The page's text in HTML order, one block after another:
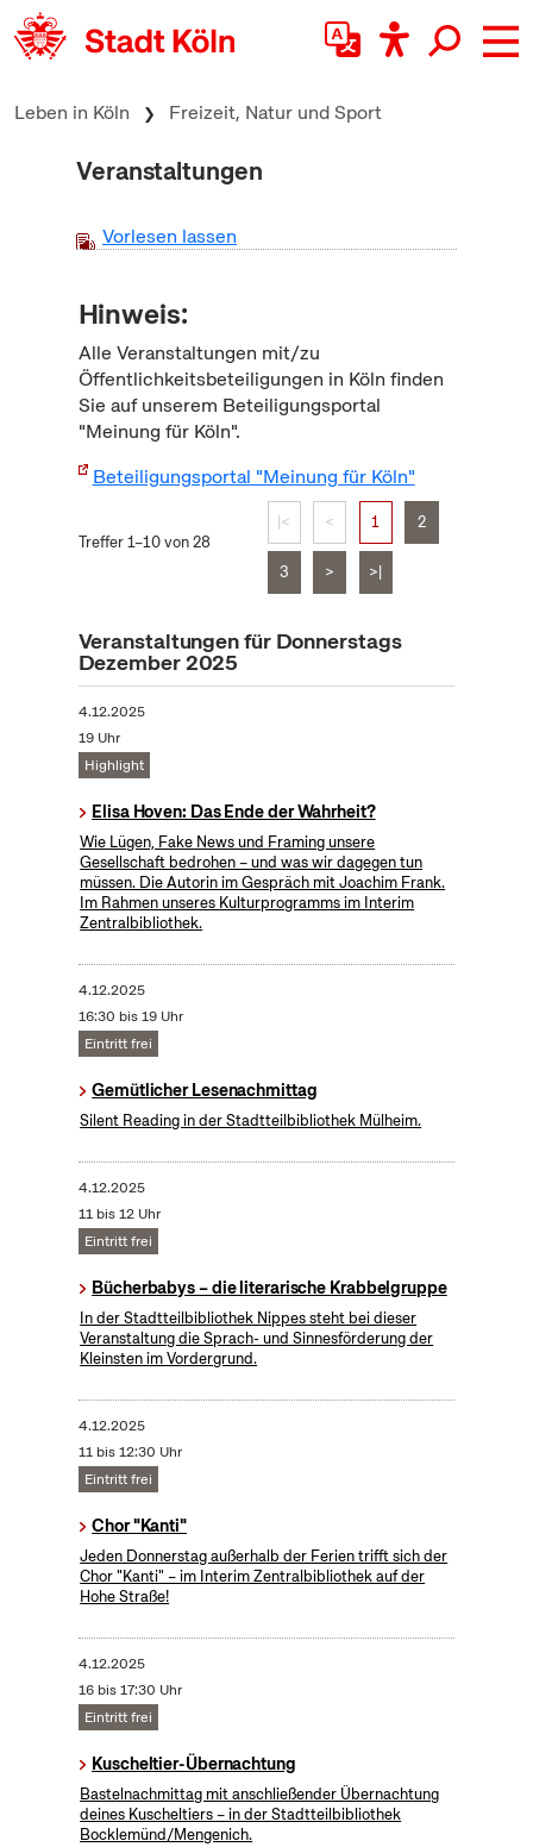
zum Inhalt springen
Leben in Köln Freizeit, Natur und Sport
Veranstaltungen
Vorlesen lassen
Hinweis:
Alle Veranstaltungen mit/zu
Öffentlichkeitsbeteiligungen in Köln finden
Sie auf unserem Beteiligungsportal
"Meinung für Köln".
Beteiligungsportal "Meinung für Köln"
Treffer 1–10 von 28
|< < 1 2
3 > >|
Veranstaltungen für Donnerstags
Dezember 2025
4.12.2025
19 Uhr
Highlight
Elisa Hoven: Das Ende der Wahrheit?
Wie Lügen, Fake News und Framing unsere
Gesellschaft bedrohen – und was wir dagegen tun
müssen. Die Autorin im Gespräch mit Joachim Frank.
Im Rahmen unseres Kulturprogramms im Interim
Zentralbibliothek.
4.12.2025
16:30 bis 19 Uhr
Eintritt frei
Gemütlicher Lesenachmittag
Silent Reading in der Stadtteilbibliothek Mülheim.
4.12.2025
11 bis 12 Uhr
Eintritt frei
Bücherbabys – die literarische Krabbelgruppe
In der Stadtteilbibliothek Nippes steht bei dieser
Veranstaltung die Sprach- und Sinnesförderung der
Kleinsten im Vordergrund.
4.12.2025
11 bis 12:30 Uhr
Eintritt frei
Chor "Kanti"
Jeden Donnerstag außerhalb der Ferien trifft sich der
Chor "Kanti" – im Interim Zentralbibliothek auf der
Hohe Straße!
4.12.2025
16 bis 17:30 Uhr
Eintritt frei
Kuscheltier-Übernachtung
Bastelnachmittag mit anschließender Übernachtung
deines Kuscheltiers – in der Stadtteilbibliothek
Bocklemünd/Mengenich.